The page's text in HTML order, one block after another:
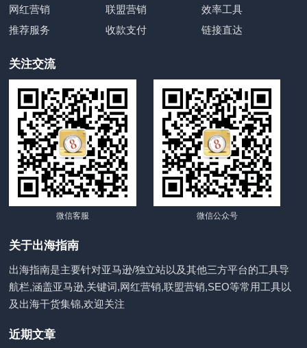
网红营销
联盟营销
效率工具
推荐服务
收款支付 链接直达
关注交流
微信客服 微信公众号
关于出海指南
出海指南是主要针对亚马逊/独立站以及其他三方平台的工具导
航栏,涵盖亚马逊,关键词,网红营销,联盟营销,SEO等常用工具以
及出海干货集锦,欢迎关注
近期文章